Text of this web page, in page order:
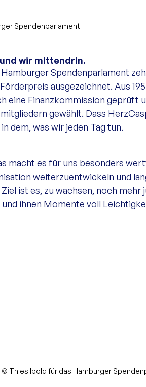
Spendenparlament
wir mittendrin.
Spendenparlament
ausgezeichnet. Aus 195
eine Finanzkommission geprüft
gewählt. Dass
dem, was wir jeden Tag tun.
macht es für uns besonders
weiterzuentwickeln und
ist es, zu wachsen, noch mehr
ihnen Momente voll
© Thies Ibold für das Hamburger